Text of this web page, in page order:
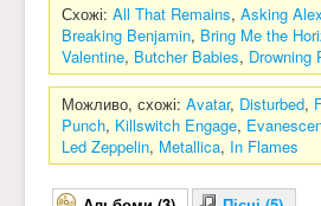
Схожі: All That Remains, Asking
Breaking Benjamin, Bring Me the
Valentine, Butcher Babies, Drowning
Можливо, схожі: Avatar, Disturbed,
Punch, Killswitch Engage,
Led Zeppelin, Metallica, In Flames